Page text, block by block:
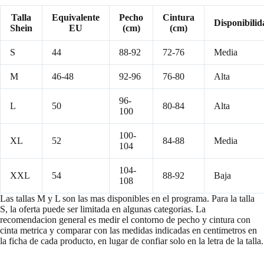
Talla
Shein
Equivalente
EU
Pecho
(cm)
Cintura
(cm)
S 44 88-92 72-76 Media
M 46-48 92-96 76-80 Alta
L 50
96-
100
80-84 Alta
XL 52
100-
104
84-88 Media
XXL 54
104-
108
88-92 Baja
Las tallas M y L son las mas disponibles en el programa. Para la talla
S, la oferta puede ser limitada en algunas categorias. La
recomendacion general es medir el contorno de pecho y cintura con
cinta metrica y comparar con las medidas indicadas en centimetros en
la ficha de cada producto, en lugar de confiar solo en la letra de la talla.